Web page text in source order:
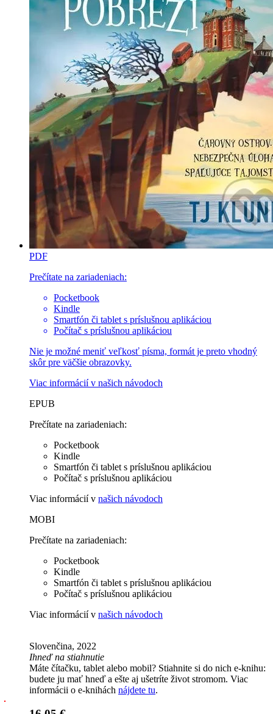
PDF
Prečítate na zariadeniach:
Pocketbook
Kindle
Smartfón či tablet s príslušnou aplikáciou
Počítač s príslušnou aplikáciou
Nie je možné meniť veľkosť písma, formát je preto vhodný
skôr pre väčšie obrazovky.
Viac informácií v našich návodoch
EPUB
Prečítate na zariadeniach:
Pocketbook
Kindle
Smartfón či tablet s príslušnou aplikáciou
Počítač s príslušnou aplikáciou
Viac informácií v našich návodoch
MOBI
Prečítate na zariadeniach:
Pocketbook
Kindle
Smartfón či tablet s príslušnou aplikáciou
Počítač s príslušnou aplikáciou
Viac informácií v našich návodoch
Slovenčina, 2022
Ihneď na stiahnutie
Máte čítačku, tablet alebo mobil? Stiahnite si do nich e-knihu:
budete ju mať hneď a ešte aj ušetríte život stromom. Viac
informácii o e-knihách nájdete tu.